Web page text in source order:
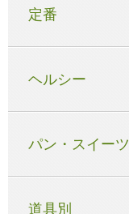
定番
ヘルシー
パン・スイーツ
道具別